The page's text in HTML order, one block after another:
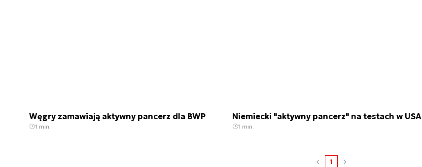
Węgry zamawiają aktywny pancerz dla BWP
1 min.
Niemiecki "aktywny pancerz" na testach w USA
1 min.
1